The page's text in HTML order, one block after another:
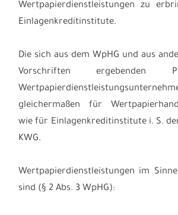
Wertpapierdienstleistungen zu
Einlagenkreditinstitute.
Die sich aus dem WpHG und aus
Vorschriften ergebenden
gleichermaßen für
wie für Einlagenkreditinstitute i. S.
KWG.
Wertpapierdienstleistungen im Sinne
sind (§ 2 Abs. 3 WpHG):